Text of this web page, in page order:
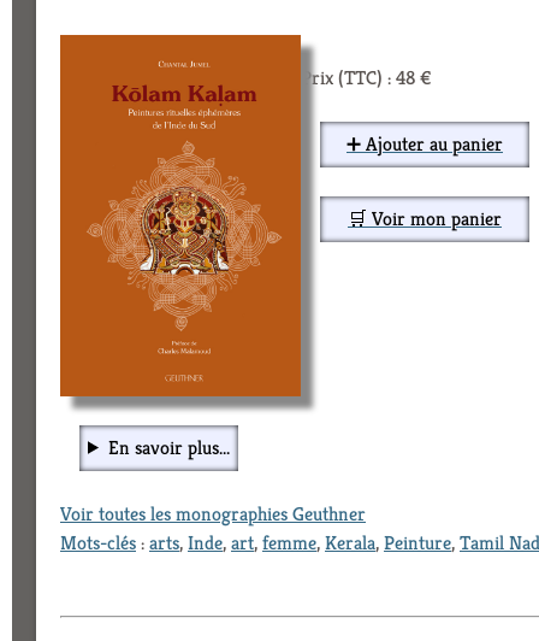
Prix (TTC) : 48 €
➕ Ajouter au panier
🛒 Voir mon panier
En savoir plus...
Voir toutes les monographies Geuthner
Mots-clés:arts,Inde,art,femme,Kerala,Peinture,Tamil